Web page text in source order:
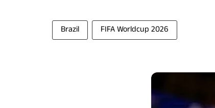
Brazil FIFA Worldcup 2026